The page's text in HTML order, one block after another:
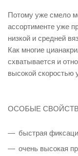
Потому уже смело
ассортименте уже
низкой и средней
Как многие
схватывается и
высокой скоростью
ОСОБЫЕ
быстрая
очень высокая